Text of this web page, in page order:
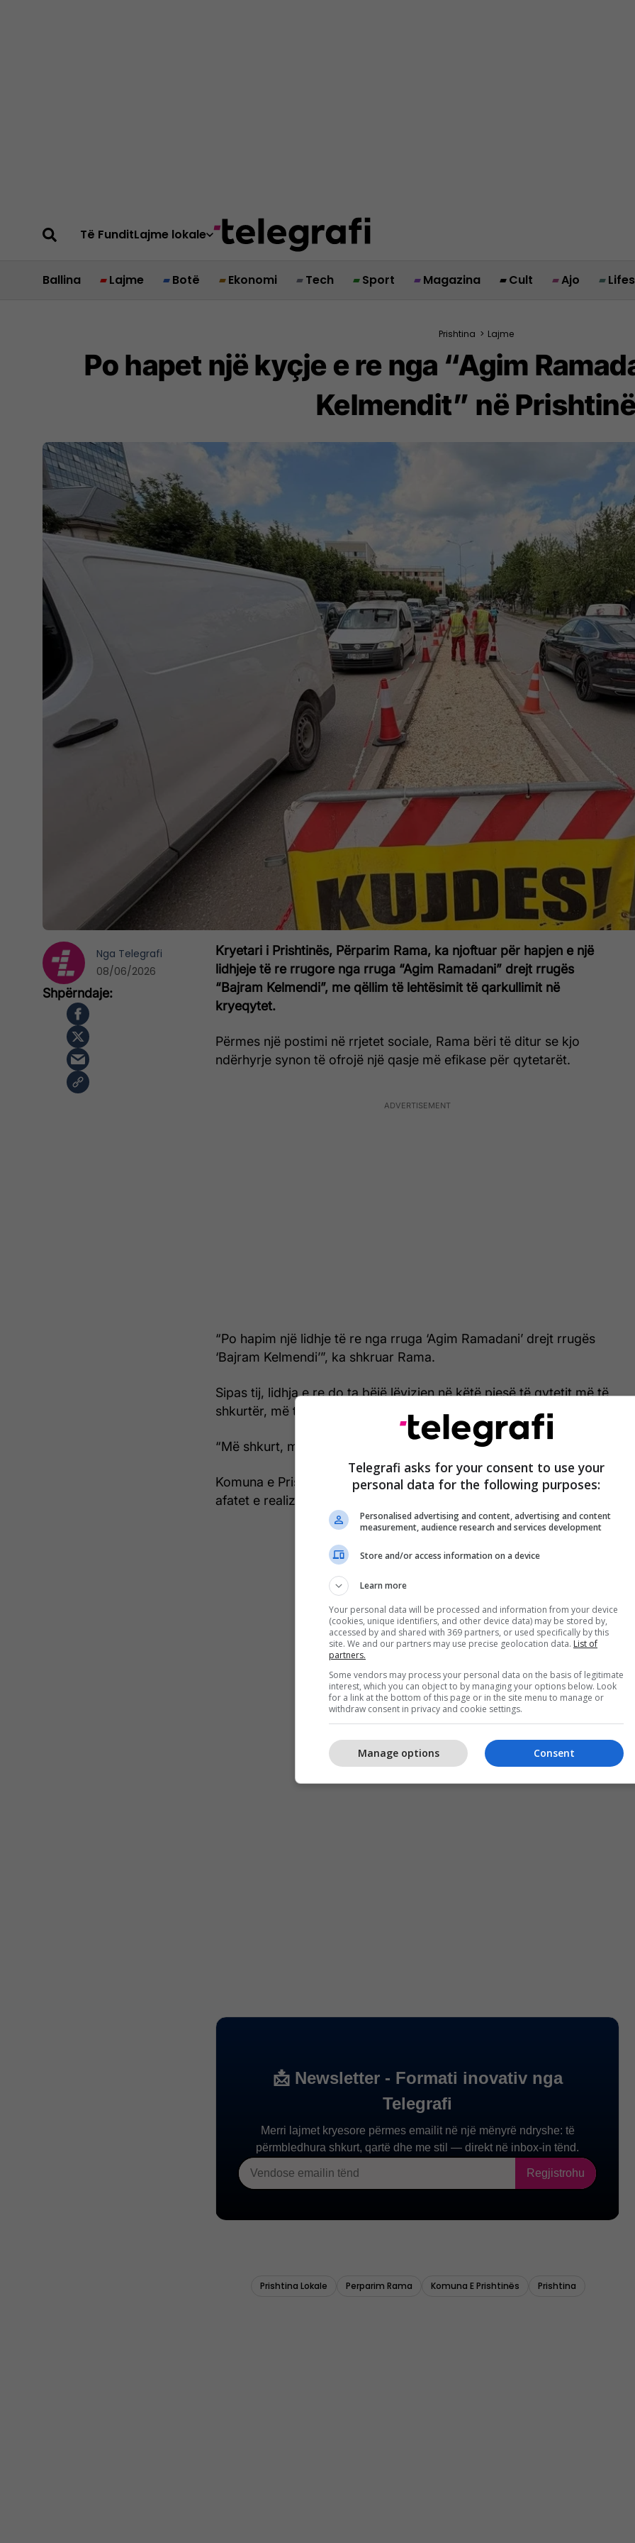
Të FunditLajme lokale
Ballina Lajme Botë Ekonomi Tech Sport Magazina Cult Ajo
Prishtina > Lajme
Po hapet një kyçje e re nga “Agim
Kelmendit” në Prishtinë
Kryetari i Prishtinës, Përparim Rama, ka njoftuar për hapjen e një
lidhjeje të re rrugore nga rruga “Agim Ramadani” drejt rrugës
“Bajram Kelmendi”, me qëllim të lehtësimit të qarkullimit në
kryeqytet.
Përmes një postimi në rrjetet sociale, Rama bëri të ditur se kjo
ndërhyrje synon të ofrojë një qasje më efikase për qytetarët.
“Po hapim një lidhje të re nga rruga ‘Agim Ramadani’ drejt rrugës
‘Bajram Kelmendi’”, ka shkruar Rama.
Sipas tij, lidhja e re do ta bëjë lëvizjen në këtë pjesë të qytetit më të
shkurtër, më të thjeshtë dhe më të shpejtë.
“Më shkurt, më thjeshtë, më shpejt”, ka theksuar ai.
Komuna e Prishtinës nuk ka dhënë ende detaje shtesë lidhur me
afatet e realizimit apo karakteristikat teknike të projektit. /
Nga Telegrafi
08/06/2026
Telegrafi asks for your consent to use your
personal data for the following purposes:
Personalised advertising and content, advertising and content
measurement, audience research and services development
Store and/or access information on a device
Learn more
Your personal data will be processed and information from your device
(cookies, unique identifiers, and other device data) may be stored by,
accessed by and shared with 369 partners, or used specifically by this
site. We and our partners may use precise geolocation data. List of
partners.
Some vendors may process your personal data on the basis of legitimate
interest, which you can object to by managing your options below. Look
for a link at the bottom of this page or in the site menu to manage or
withdraw consent in privacy and cookie settings.
Consent
Manage options